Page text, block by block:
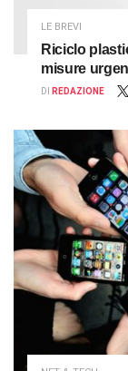
LE BREVI
Riciclo
misure
DI REDAZIONE